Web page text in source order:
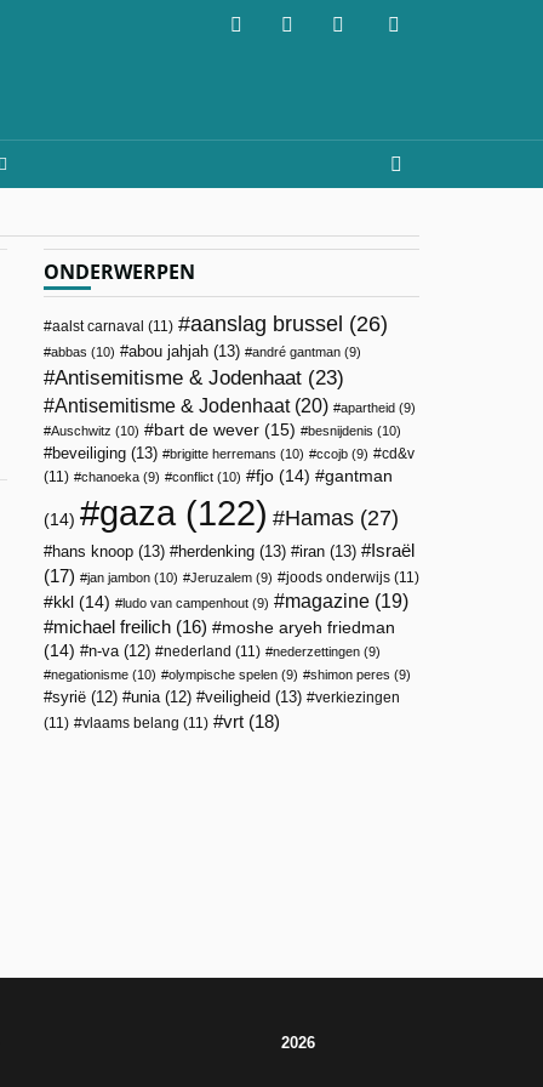
ONDERWERPEN
aalst carnaval (11) aanslag brussel (26)
abbas (10) abou jahjah (13) andré gantman (9)
Antisemitisme & Jodenhaat (23)
Antisemitisme & Jodenhaat(20) apartheid (9)
Auschwitz (10) bart de wever (15) besnijdenis (10)
beveiliging (13) brigitte herremans (10) ccojb (9)
cd&v
(11)
chanoeka (9) conflict (10) fjo (14) gantman
(14) gaza(122) Hamas (27)
hans knoop (13) herdenking (13) iran (13)
Israël
(17)
jan jambon (10) Jeruzalem (9) joods onderwijs (11)
kkl (14) ludo van campenhout (9) magazine (19)
michael freilich (16)
moshe aryeh friedman
(14)
n-va(12) nederland (11) nederzettingen (9)
negationisme (10) olympische spelen (9) shimon peres (9)
syrië (12) unia(12) veiligheid (13)
verkiezingen
(11)
vlaams belang (11) vrt (18)
2026